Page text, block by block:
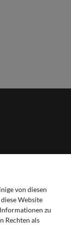
von diesen
Website
zu
Rechten als